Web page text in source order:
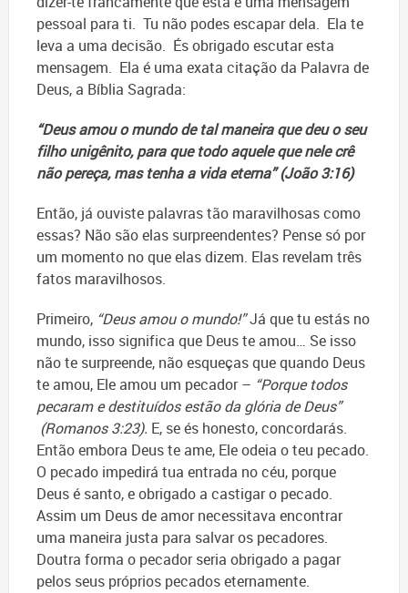
pessoal para ti. Tu não podes escapar dela. Ela te
leva a uma decisão. És obrigado escutar esta
mensagem. Ela é uma exata citação da Palavra de
Deus, a Bíblia Sagrada:
“Deus amou o mundo de tal maneira que deu o seu
filho unigênito, para que todo aquele que nele crê
não pereça, mas tenha a vida eterna” (João 3:16)
Então, já ouviste palavras tão maravilhosas como
essas? Não são elas surpreendentes? Pense só por
um momento no que elas dizem. Elas revelam três
fatos maravilhosos.
Primeiro, “Deus amou o mundo!”Já que tu estás no
mundo, isso significa que Deus te amou… Se isso
não te surpreende, não esqueças que quando Deus
te amou, Ele amou um pecador – “Porque todos
pecaram e destituídos estão da glória de Deus”
(Romanos 3:23). E, se és honesto, concordarás.
Então embora Deus te ame, Ele odeia o teu pecado.
O pecado impedirá tua entrada no céu, porque
Deus é santo, e obrigado a castigar o pecado.
Assim um Deus de amor necessitava encontrar
uma maneira justa para salvar os pecadores.
Doutra forma o pecador seria obrigado a pagar
pelos seus próprios pecados eternamente.